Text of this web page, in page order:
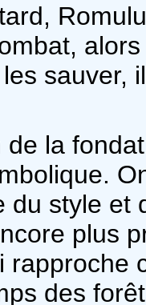
sauver,
la
du style et
plus
rapproche
des